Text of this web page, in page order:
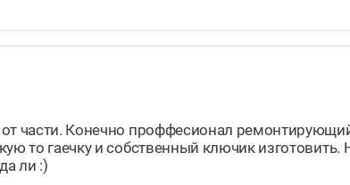
от части. Конечно проффесионал
то гаечку и собственный ключик изготовить.
ли :)